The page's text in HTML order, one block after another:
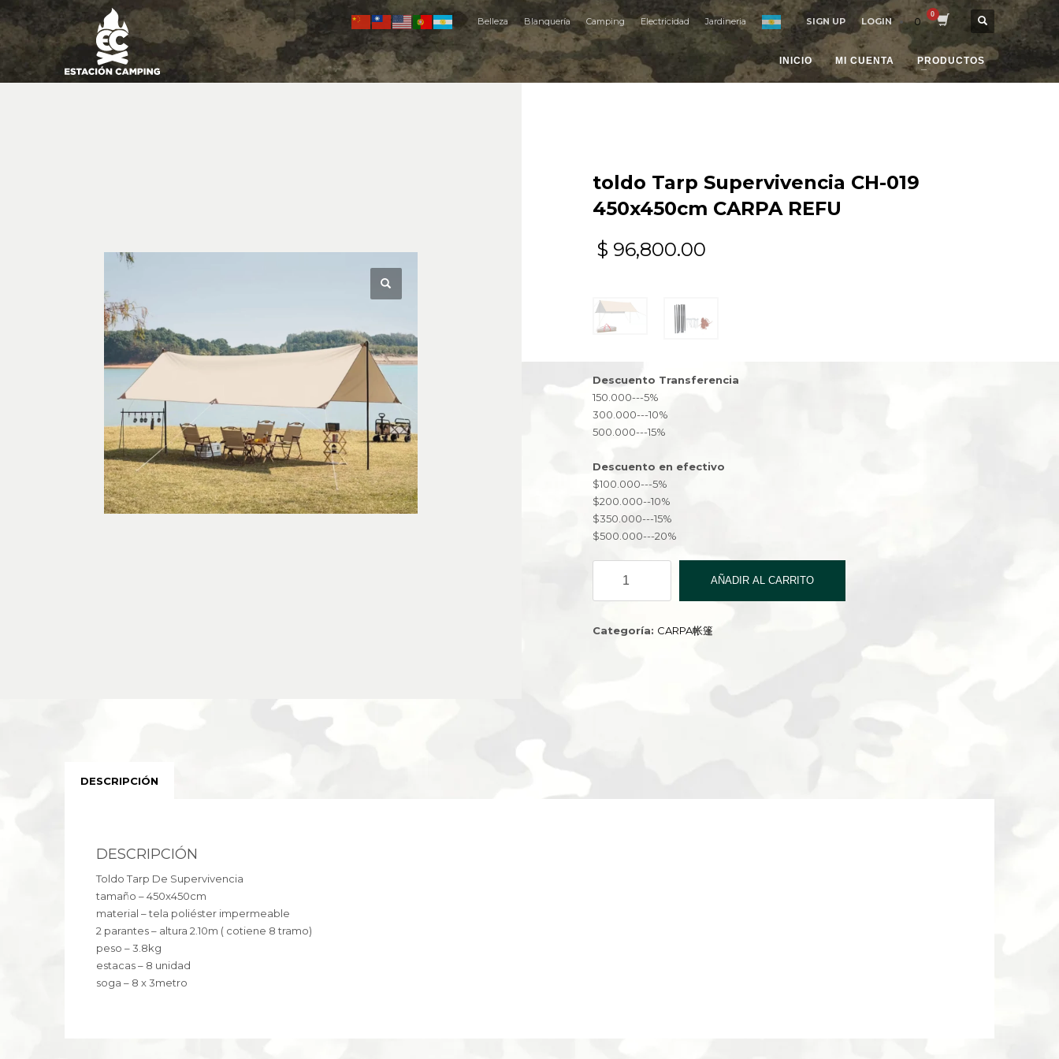
Belleza Blanquería Camping Electricidad Jardineria SIGN UP LOGIN 0
INICIO MI CUENTA PRODUCTOS
toldo Tarp Supervivencia CH-019
450x450cm CARPA REFU
$ 96,800.00
Descuento Transferencia
150.000---5%
300.000---10%
500.000---15%
Descuento en efectivo
$100.000---5%
$200.000--10%
$350.000---15%
$500.000---20%
Supervivencia
019
AÑADIR AL CARRITO
Categoría: CARPA帐篷
DESCRIPCIÓN
DESCRIPCIÓN
Toldo Tarp De Supervivencia
tamaño – 450x450cm
material – tela poliéster impermeable
2 parantes – altura 2.10m ( cotiene 8 tramo)
peso – 3.8kg
estacas – 8 unidad
soga – 8 x 3metro